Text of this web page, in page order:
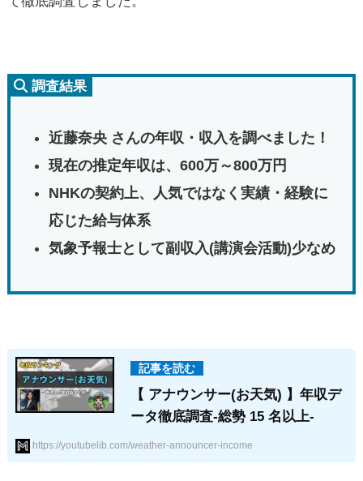
調査結果
近藤奈央 さんの年収・収入を調べました！
現在の推定年収は、600万～800万円
NHKの契約上、人気ではなく実績・経験に
応じた給与体系
気象予報士として副収入(講演会活動)少なめ
【 アナウンサー(お天気) 】年収デ
ータ徹底調査-総勢 15 名以上-
https://youtubelib.com/weather-announcer-income